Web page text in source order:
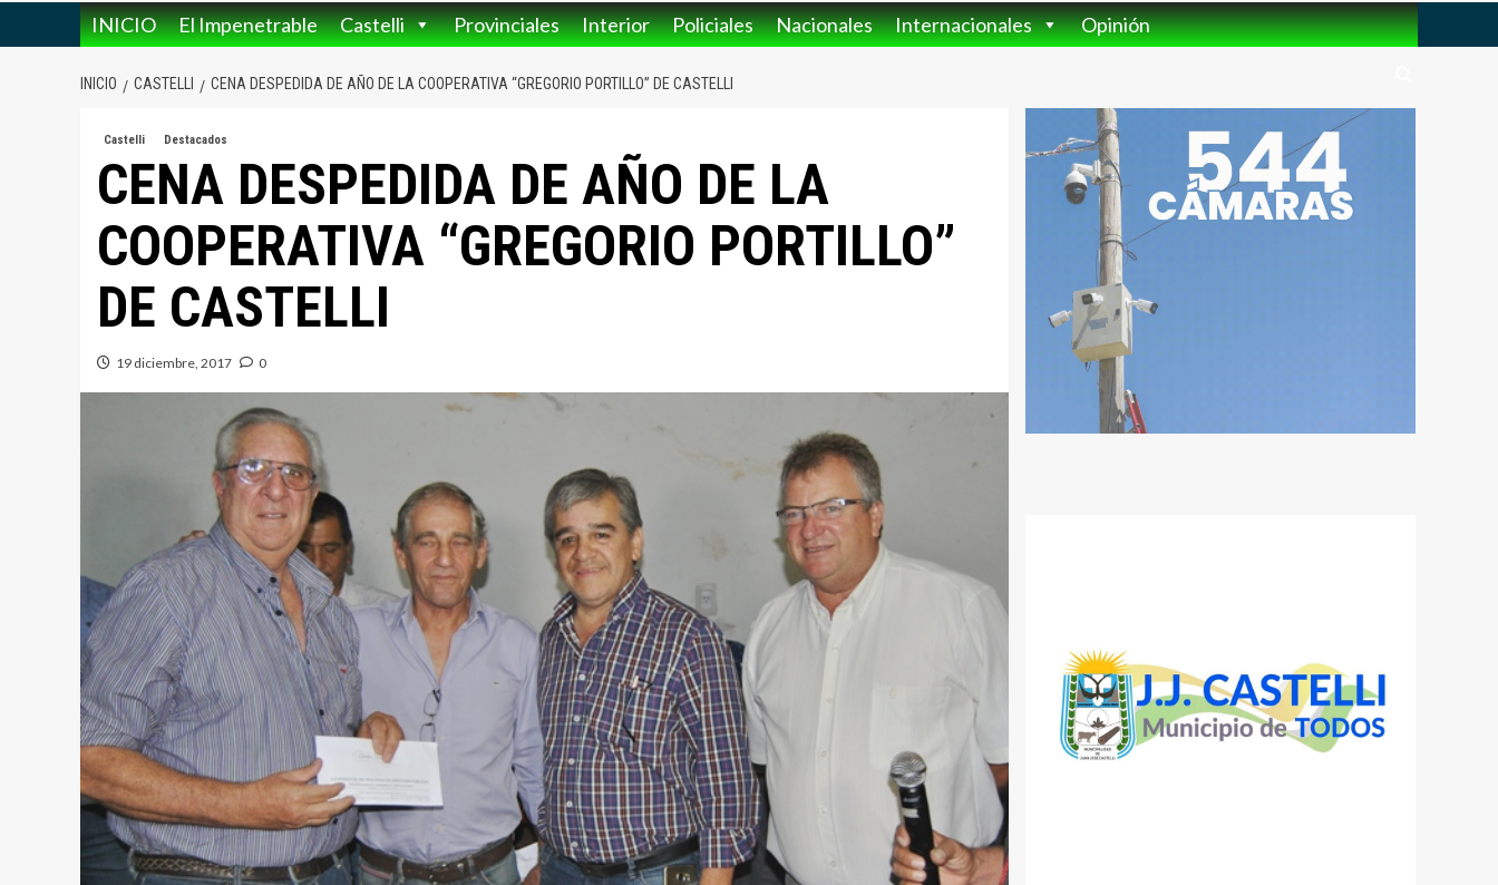
INICIO El Impenetrable Castelli Provinciales Interior Policiales Nacionales Internacionales Opinión
INICIO CASTELLI CENA DESPEDIDA DE AÑO DE LA COOPERATIVA “GREGORIO PORTILLO” DE CASTELLI
Castelli Destacados
CENA DESPEDIDA DE AÑO DE LA
COOPERATIVA “GREGORIO PORTILLO”
DE CASTELLI
19 diciembre, 2017 0